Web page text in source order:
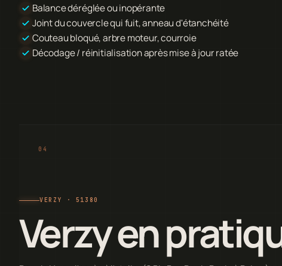
Balance déréglée ou inopérante
Joint du couvercle qui fuit, anneau d'étanchéité
Couteau bloqué, arbre moteur, courroie
Décodage / réinitialisation après mise à jour ratée
VERZY · 51380
Verzy en